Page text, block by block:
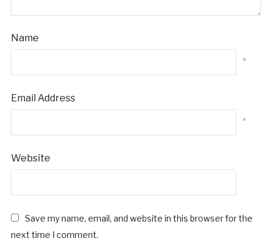
Name
*
Email Address
*
Website
Save my name, email, and website in this browser for the
next time I comment.